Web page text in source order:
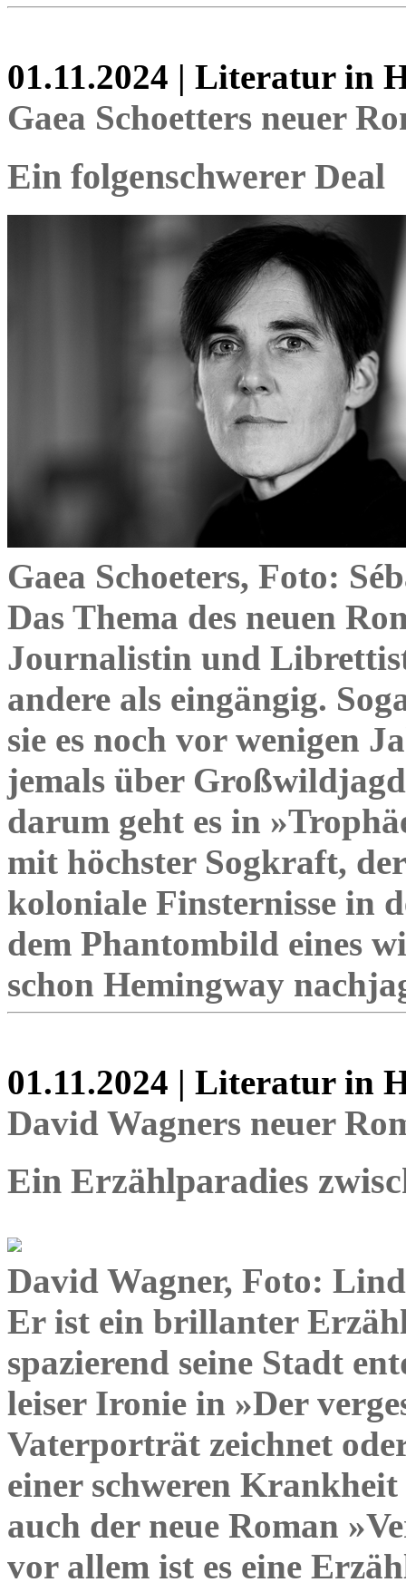
01.11.2024 | Literatur in
Gaea Schoetters neuer
Ein folgenschwerer Deal
Gaea Schoeters, Foto:
Das Thema des neuen
Journalistin und
andere als eingängig.
sie es noch vor wenigen
jemals über
darum geht es in
mit höchster Sogkraft,
koloniale Finsternisse in
dem Phantombild eines
schon Hemingway
01.11.2024 | Literatur in
David Wagners neuer
Ein Erzählparadies
David Wagner, Foto:
Er ist ein brillanter
spazierend seine Stadt
leiser Ironie in »Der
Vaterporträt zeichnet
einer schweren
auch der neue Roman
vor allem ist es eine